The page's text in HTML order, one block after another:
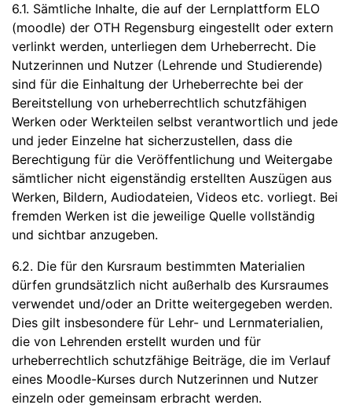
6.1. Sämtliche Inhalte, die auf der Lernplattform ELO
(moodle) der OTH Regensburg eingestellt oder extern
verlinkt werden, unterliegen dem Urheberrecht. Die
Nutzerinnen und Nutzer (Lehrende und Studierende)
sind für die Einhaltung der Urheberrechte bei der
Bereitstellung von urheberrechtlich schutzfähigen
Werken oder Werkteilen selbst verantwortlich und jede
und jeder Einzelne hat sicherzustellen, dass die
Berechtigung für die Veröffentlichung und Weitergabe
sämtlicher nicht eigenständig erstellten Auszügen aus
Werken, Bildern, Audiodateien, Videos etc. vorliegt. Bei
fremden Werken ist die jeweilige Quelle vollständig
und sichtbar anzugeben.
6.2. Die für den Kursraum bestimmten Materialien
dürfen grundsätzlich nicht außerhalb des Kursraumes
verwendet und/oder an Dritte weitergegeben werden.
Dies gilt insbesondere für Lehr- und Lernmaterialien,
die von Lehrenden erstellt wurden und für
urheberrechtlich schutzfähige Beiträge, die im Verlauf
eines Moodle-Kurses durch Nutzerinnen und Nutzer
einzeln oder gemeinsam erbracht werden.